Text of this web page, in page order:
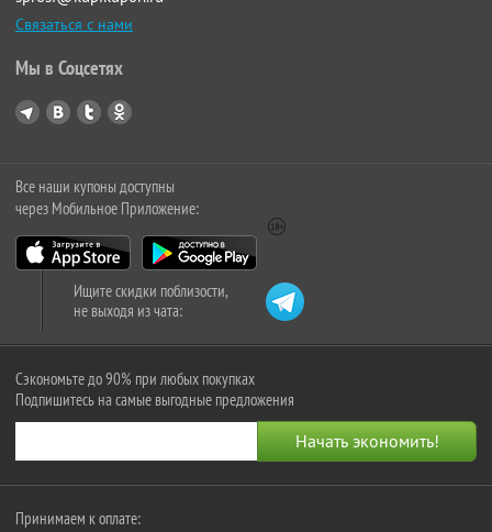
Связаться с нами
Мы в Соцсетях
Все наши купоны доступны
через Мобильное Приложение:
Ищите скидки поблизости,
не выходя из чата:
Сэкономьте до 90% при любых покупках
Подпишитесь на самые выгодные предложения
Принимаем к оплате: